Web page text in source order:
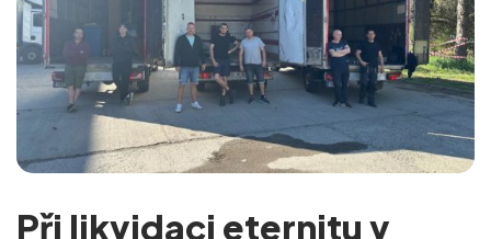
Při likvidaci eternitu v